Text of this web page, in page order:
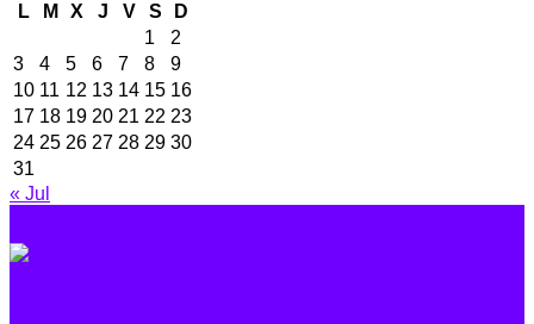
L
M X J V S
D
1
2
3
4 5 6 7 8
9
10 11 12 13 14 15 16
17 18 19 20 21 22 23
24 25 26 27 28 29 30
31
« Jul